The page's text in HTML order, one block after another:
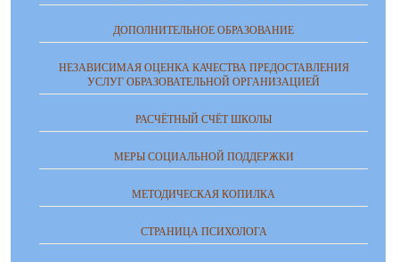
ДОПОЛНИТЕЛЬНОЕ ОБРАЗОВАНИЕ
НЕЗАВИСИМАЯ ОЦЕНКА КАЧЕСТВА ПРЕДОСТАВЛЕНИЯ
УСЛУГ ОБРАЗОВАТЕЛЬНОЙ ОРГАНИЗАЦИЕЙ
РАСЧЁТНЫЙ СЧЁТ ШКОЛЫ
МЕРЫ СОЦИАЛЬНОЙ ПОДДЕРЖКИ
МЕТОДИЧЕСКАЯ КОПИЛКА
СТРАНИЦА ПСИХОЛОГА